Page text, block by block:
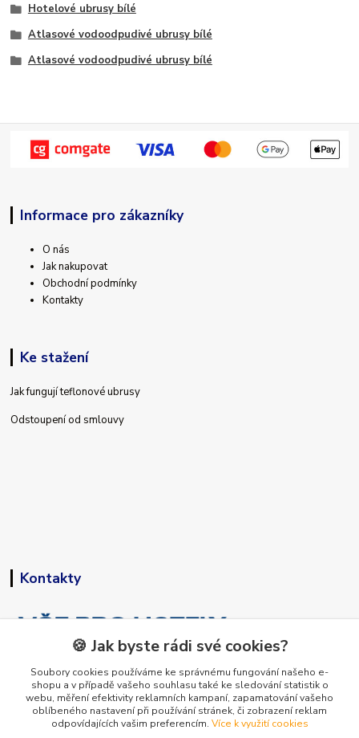
Hotelové ubrusy bílé
Atlasové vodoodpudivé ubrusy bílé
Atlasové vodoodpudivé ubrusy bílé
Informace pro zákazníky
O nás
Jak nakupovat
Obchodní podmínky
Kontakty
Ke stažení
Jak fungují teflonové ubrusy
Odstoupení od smlouvy
Kontakty
+420 773 794 023
Pondělí-pátek 9-15 hodin
🍪 Jak byste rádi své cookies?
Soubory cookies používáme ke správnému fungování našeho e-
shopu a v případě vašeho souhlasu také ke sledování statistik o
webu, měření efektivity reklamních kampaní, zapamatování vašeho
oblíbeného nastavení při používání stránek, či zobrazení reklam
odpovídajících vašim preferencím. Více k využití cookies